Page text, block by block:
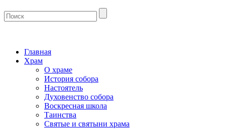
Главная
Храм
О храме
История собора
Настоятель
Духовенство собора
Воскресная школа
Таинства
Святые и святыни храма